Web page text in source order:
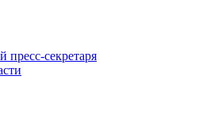
пресс-секретаря